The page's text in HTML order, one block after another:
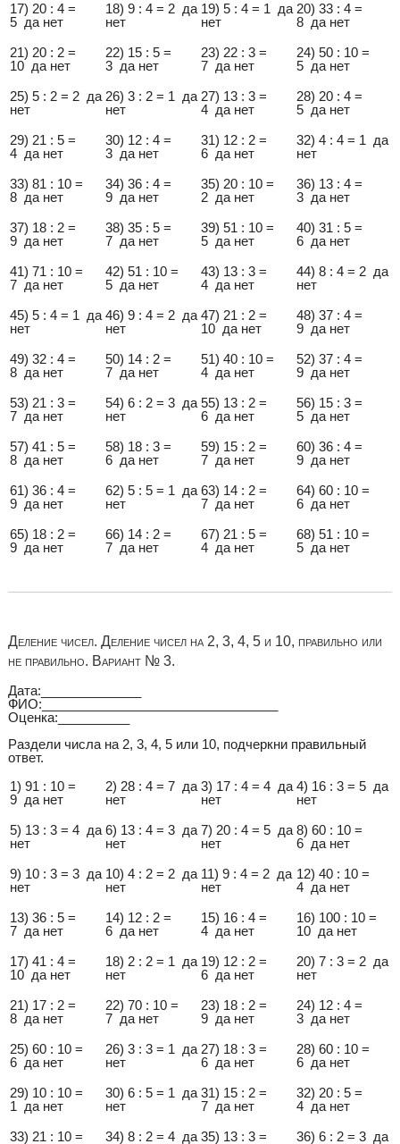
17) 20 : 4 =
5 да нет
18) 9 : 4 = 2 да
нет
19) 5 : 4 = 1 да
нет
20) 33 : 4 =
8 да нет
21) 20 : 2 =
10 да нет
22) 15 : 5 =
3 да нет
23) 22 : 3 =
7 да нет
24) 50 : 10 =
5 да нет
25) 5 : 2 = 2 да
нет
26) 3 : 2 = 1 да
нет
27) 13 : 3 =
4 да нет
28) 20 : 4 =
5 да нет
29) 21 : 5 =
4 да нет
30) 12 : 4 =
3 да нет
31) 12 : 2 =
6 да нет
32) 4 : 4 = 1 да
нет
33) 81 : 10 =
8 да нет
34) 36 : 4 =
9 да нет
35) 20 : 10 =
2 да нет
36) 13 : 4 =
3 да нет
37) 18 : 2 =
9 да нет
38) 35 : 5 =
7 да нет
39) 51 : 10 =
5 да нет
40) 31 : 5 =
6 да нет
41) 71 : 10 =
7 да нет
42) 51 : 10 =
5 да нет
43) 13 : 3 =
4 да нет
44) 8 : 4 = 2 да
нет
45) 5 : 4 = 1 да
нет
46) 9 : 4 = 2 да
нет
47) 21 : 2 =
10 да нет
48) 37 : 4 =
9 да нет
49) 32 : 4 =
8 да нет
50) 14 : 2 =
7 да нет
51) 40 : 10 =
4 да нет
52) 37 : 4 =
9 да нет
53) 21 : 3 =
7 да нет
54) 6 : 2 = 3 да
нет
55) 13 : 2 =
6 да нет
56) 15 : 3 =
5 да нет
57) 41 : 5 =
8 да нет
58) 18 : 3 =
6 да нет
59) 15 : 2 =
7 да нет
60) 36 : 4 =
9 да нет
61) 36 : 4 =
9 да нет
62) 5 : 5 = 1 да
нет
63) 14 : 2 =
7 да нет
64) 60 : 10 =
6 да нет
65) 18 : 2 =
9 да нет
66) 14 : 2 =
7 да нет
67) 21 : 5 =
4 да нет
68) 51 : 10 =
5 да нет
Деление чисел. Деление чисел на 2, 3, 4, 5 и 10, правильно или
не правильно. Вариант № 3.
Дата:______________
ФИО:_________________________________
Оценка:__________
Раздели числа на 2, 3, 4, 5 или 10, подчеркни правильный
ответ.
1) 91 : 10 =
9 да нет
2) 28 : 4 = 7 да
нет
3) 17 : 4 = 4 да
нет
4) 16 : 3 = 5 да
нет
5) 13 : 3 = 4 да
нет
6) 13 : 4 = 3 да
нет
7) 20 : 4 = 5 да
нет
8) 60 : 10 =
6 да нет
9) 10 : 3 = 3 да
нет
10) 4 : 2 = 2 да
нет
11) 9 : 4 = 2 да
нет
12) 40 : 10 =
4 да нет
13) 36 : 5 =
7 да нет
14) 12 : 2 =
6 да нет
15) 16 : 4 =
4 да нет
16) 100 : 10 =
10 да нет
17) 41 : 4 =
10 да нет
18) 2 : 2 = 1 да
нет
19) 12 : 2 =
6 да нет
20) 7 : 3 = 2 да
нет
21) 17 : 2 =
8 да нет
22) 70 : 10 =
7 да нет
23) 18 : 2 =
9 да нет
24) 12 : 4 =
3 да нет
25) 60 : 10 =
6 да нет
26) 3 : 3 = 1 да
нет
27) 18 : 3 =
6 да нет
28) 60 : 10 =
6 да нет
29) 10 : 10 =
1 да нет
30) 6 : 5 = 1 да
нет
31) 15 : 2 =
7 да нет
32) 20 : 5 =
4 да нет
33) 21 : 10 =
34) 8 : 2 = 4 да 35) 13 : 3 =
36) 6 : 2 = 3 да